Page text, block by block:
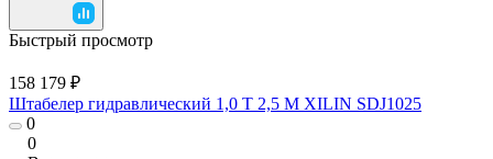
Быстрый просмотр
158 179 ₽
Штабелер гидравлический 1,0 Т 2,5 М XILIN SDJ1025
0
0